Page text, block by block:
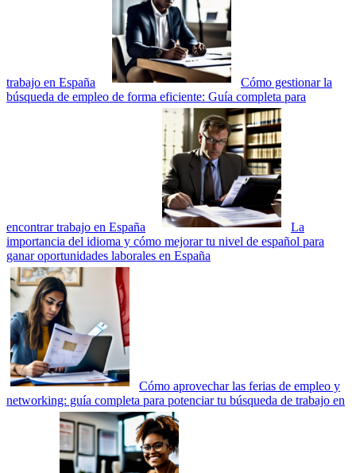
trabajo en España
Cómo gestionar la
búsqueda de empleo de forma eficiente: Guía completa para
encontrar trabajo en España
La
importancia del idioma y cómo mejorar tu nivel de español para
ganar oportunidades laborales en España
Cómo aprovechar las ferias de empleo y
networking: guía completa para potenciar tu búsqueda de trabajo en